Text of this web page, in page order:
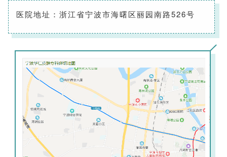
医院地址：浙江省宁波市海曙区丽园南路526号